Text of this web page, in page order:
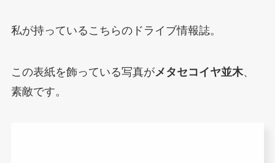
私が持っているこちらのドライブ情報誌。
この表紙を飾っている写真がメタセコイヤ並木、
素敵です。